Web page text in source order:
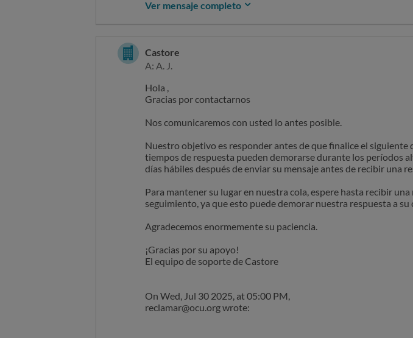
Alberto
Agradecemos enormemente su paciencia.
reclamar@ocu.org wrote:
Ver mensaje completo
Castore
A: A. J.
Hola ,
Gracias por contactarnos
Nos comunicaremos con usted lo antes posible.
Nuestro objetivo es responder antes de que finalice el siguiente
tiempos de respuesta pueden demorarse durante los períodos
días hábiles después de enviar su mensaje antes de recibir una
Para mantener su lugar en nuestra cola, espere hasta recibir
seguimiento, ya que esto puede demorar nuestra respuesta a su
Agradecemos enormemente su paciencia.
¡Gracias por su apoyo!
El equipo de soporte de Castore
On Wed, Jul 30 2025, at 05:00 PM,
reclamar@ocu.org wrote: